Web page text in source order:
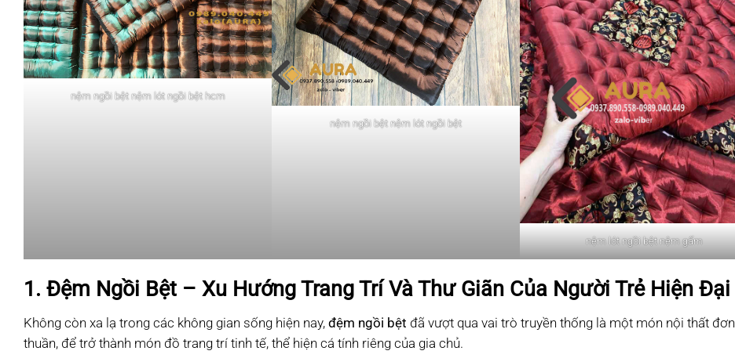
nệm ngồi bệt nệm lót ngồi bệt hcm
nệm ngồi bệt nệm lót ngồi bệt
nệm lót ngồi bệt nệm gấm
1. Đệm Ngồi Bệt – Xu Hướng Trang Trí Và Thư Giãn Của Người Trẻ Hiện Đại
Không còn xa lạ trong các không gian sống hiện nay, đệm ngồi bệt đã vượt qua vai trò truyền thống là một món nội thất đơn
thuần, để trở thành món đồ trang trí tinh tế, thể hiện cá tính riêng của gia chủ.